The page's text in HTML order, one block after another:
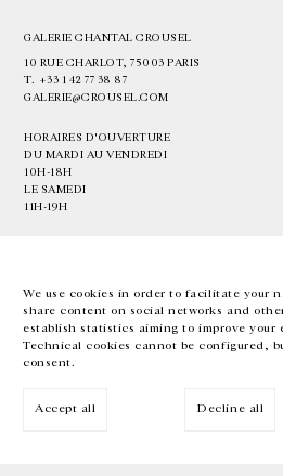
We use cookies in order to facilitate your
share content on social networks and
establish statistics aiming to improve your
Technical cookies cannot be configured,
consent.
Accept all Decline all
GALERIE CHANTAL CROUSEL
10 RUE CHARLOT, 75003 PARIS
T. +33 1 42 77 38 87
GALERIE@CROUSEL.COM
HORAIRES D'OUVERTURE
DU MARDI AU VENDREDI
10H-18H
LE SAMEDI
11H-19H
EN FR 中文 Facebook Instagram
Inscrivez-vous à notre newsletter